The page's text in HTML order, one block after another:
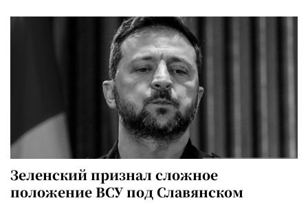
Зеленский признал сложное
положение ВСУ под Славянском